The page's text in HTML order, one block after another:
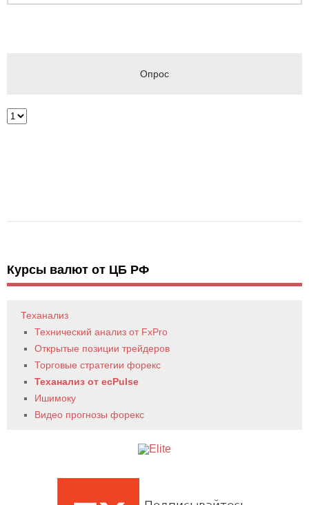
Опрос
Курсы валют от ЦБ РФ
Теханализ
Технический анализ от FxPro
Открытые позиции трейдеров
Торговые стратегии форекс
Теханализ от ecPulse
Ишимоку
Видео прогнозы форекс